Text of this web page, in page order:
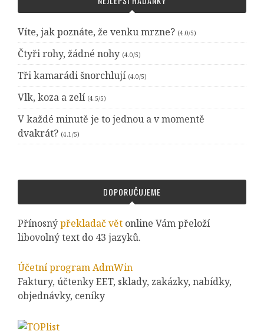
Víte, jak poznáte, že venku mrzne? (4.0/5)
Čtyři rohy, žádné nohy (4.0/5)
Tři kamarádi šnorchlují (4.0/5)
Vlk, koza a zelí (4.5/5)
V každé minutě je to jednou a v momentě
dvakrát? (4.1/5)
DOPORUČUJEME
Přínosnýpřekladač vět online Vám přeloží
libovolný text do 43 jazyků.
Účetní program AdmWin
Faktury, účtenky EET, sklady, zakázky, nabídky,
objednávky, ceníky